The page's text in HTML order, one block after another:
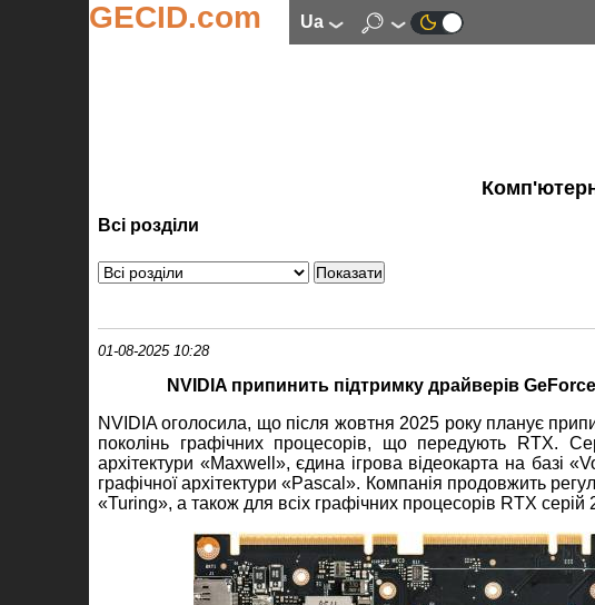
GECID.com ua
Всі розділи
01-08-2025 10:28
NVIDIA припинить підтримку драйверів
NVIDIA оголосила, що після жовтня 2025 року планує
поколінь графічних процесорів, що передують RTX.
архітектури «Maxwell», єдина ігрова відеокарта на базі
графічної архітектури «Pascal». Компанія продовжить
«Turing», а також для всіх графічних процесорів RTX серій